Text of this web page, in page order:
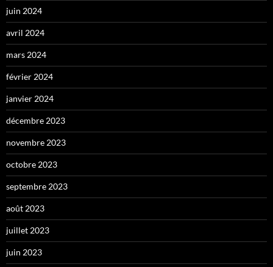
juin 2024
avril 2024
mars 2024
février 2024
janvier 2024
décembre 2023
novembre 2023
octobre 2023
septembre 2023
août 2023
juillet 2023
juin 2023